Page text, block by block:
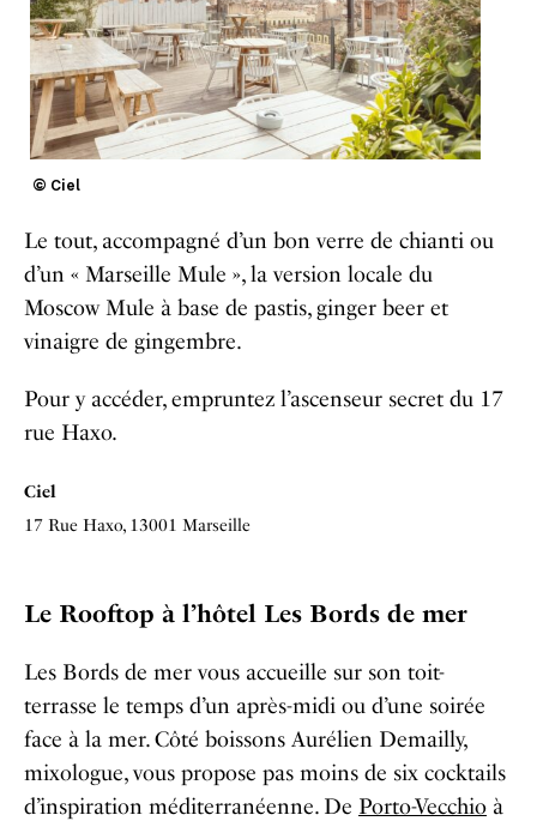
© Ciel
Le tout, accompagné d’un bon verre de chianti ou
d’un « Marseille Mule », la version locale du
Moscow Mule à base de pastis, ginger beer et
vinaigre de gingembre.
Pour y accéder, empruntez l’ascenseur secret du 17
rue Haxo.
Ciel
17 Rue Haxo, 13001 Marseille
Le Rooftop à l’hôtel Les Bords de mer
Les Bords de mer vous accueille sur son toit-
terrasse le temps d’un après-midi ou d’une soirée
face à la mer. Côté boissons Aurélien Demailly,
mixologue, vous propose pas moins de six cocktails
d’inspiration méditerranéenne. De Porto-Vecchio à